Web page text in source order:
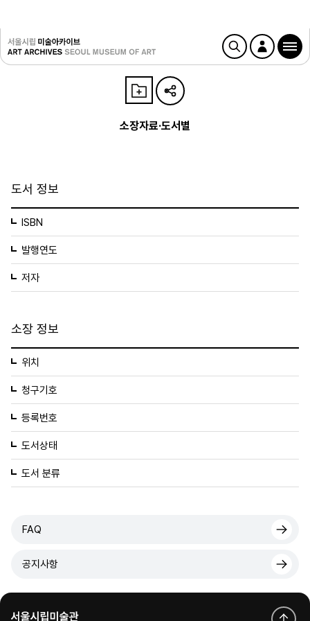
소장자료·도서별
도서 정보
ISBN
발행연도
저자
소장 정보
위치
청구기호
등록번호
도서상태
도서 분류
FAQ
공지사항